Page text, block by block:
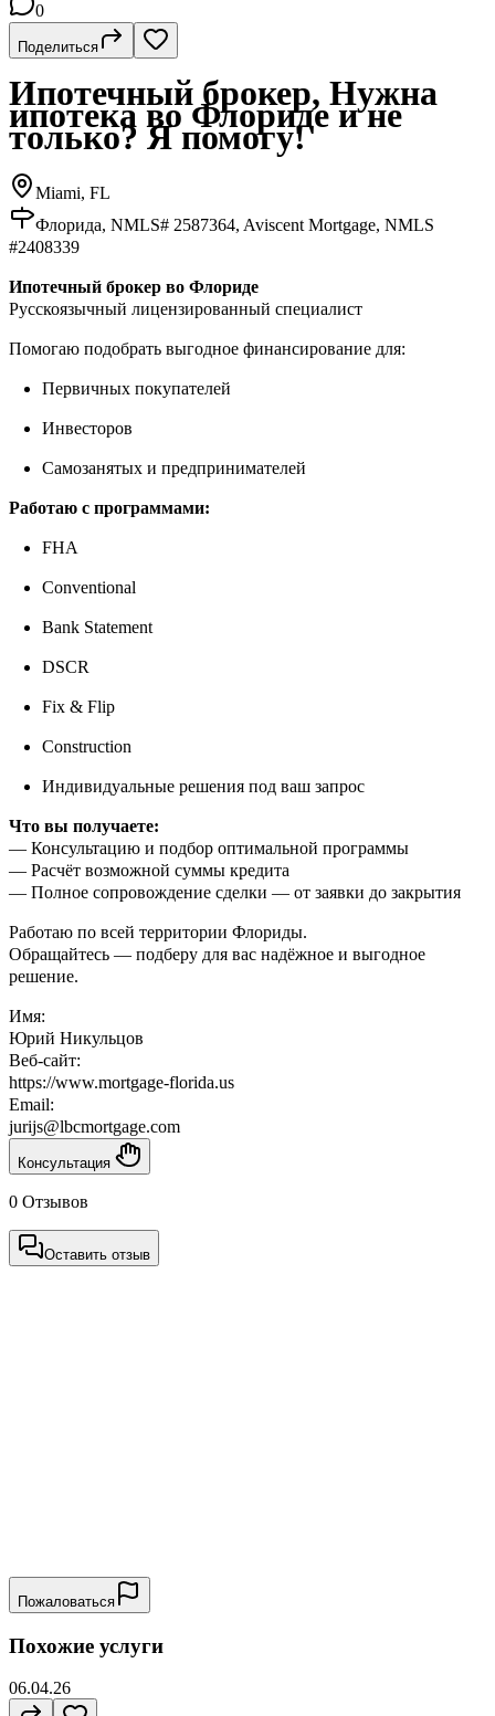
0
Поделиться
Ипотечный брокер, Нужна
ипотека во Флориде и не
только? Я помогу!
Miami, FL
Флорида, NMLS# 2587364, Aviscent Mortgage, NMLS
#2408339
Ипотечный брокер во Флориде
Русскоязычный лицензированный специалист
Помогаю подобрать выгодное финансирование для:
Первичных покупателей
Инвесторов
Самозанятых и предпринимателей
Работаю с программами:
FHA
Conventional
Bank Statement
DSCR
Fix & Flip
Construction
Индивидуальные решения под ваш запрос
Что вы получаете:
— Консультацию и подбор оптимальной программы
— Расчёт возможной суммы кредита
— Полное сопровождение сделки — от заявки до закрытия
Работаю по всей территории Флориды.
Обращайтесь — подберу для вас надёжное и выгодное
решение.
Имя:
Юрий Никульцов
Веб-сайт:
https://www.mortgage-florida.us
Email:
jurijs@lbcmortgage.com
Консультация
0 Отзывов
Оставить отзыв
Пожаловаться
Похожие услуги
06.04.26